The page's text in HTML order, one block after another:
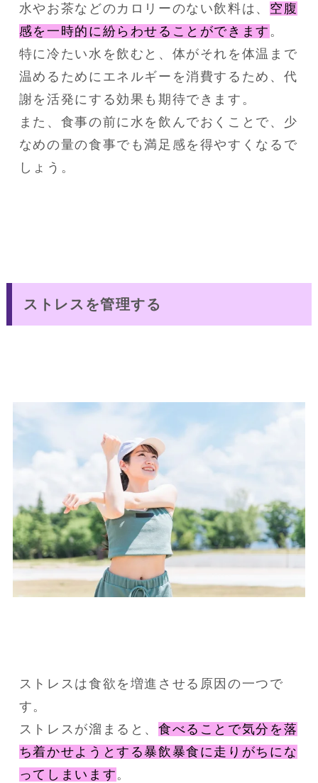
水やお茶などのカロリーのない飲料は、 空腹
感を一時的に紛らわせることができます 。
特に冷たい水を飲むと、体がそれを体温まで
温めるためにエネルギーを消費するため、代
謝を活発にする効果も期待できます。
また、食事の前に水を飲んでおくことで、少
なめの量の食事でも満足感を得やすくなるで
しょう。
ストレスを管理する
ストレスは食欲を増進させる原因の一つで
す。
ストレスが溜まると、 食べることで気分を落
ち着かせようとする暴飲暴食に走りがちにな
ってしまいます。